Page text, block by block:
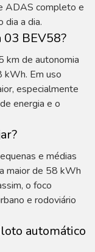
ADAS completo e
dia a dia.
03 BEV58?
de autonomia
kWh. Em uso
especialmente
energia e o
e médias
maior de 58 kWh
o foco
e rodoviário
automático